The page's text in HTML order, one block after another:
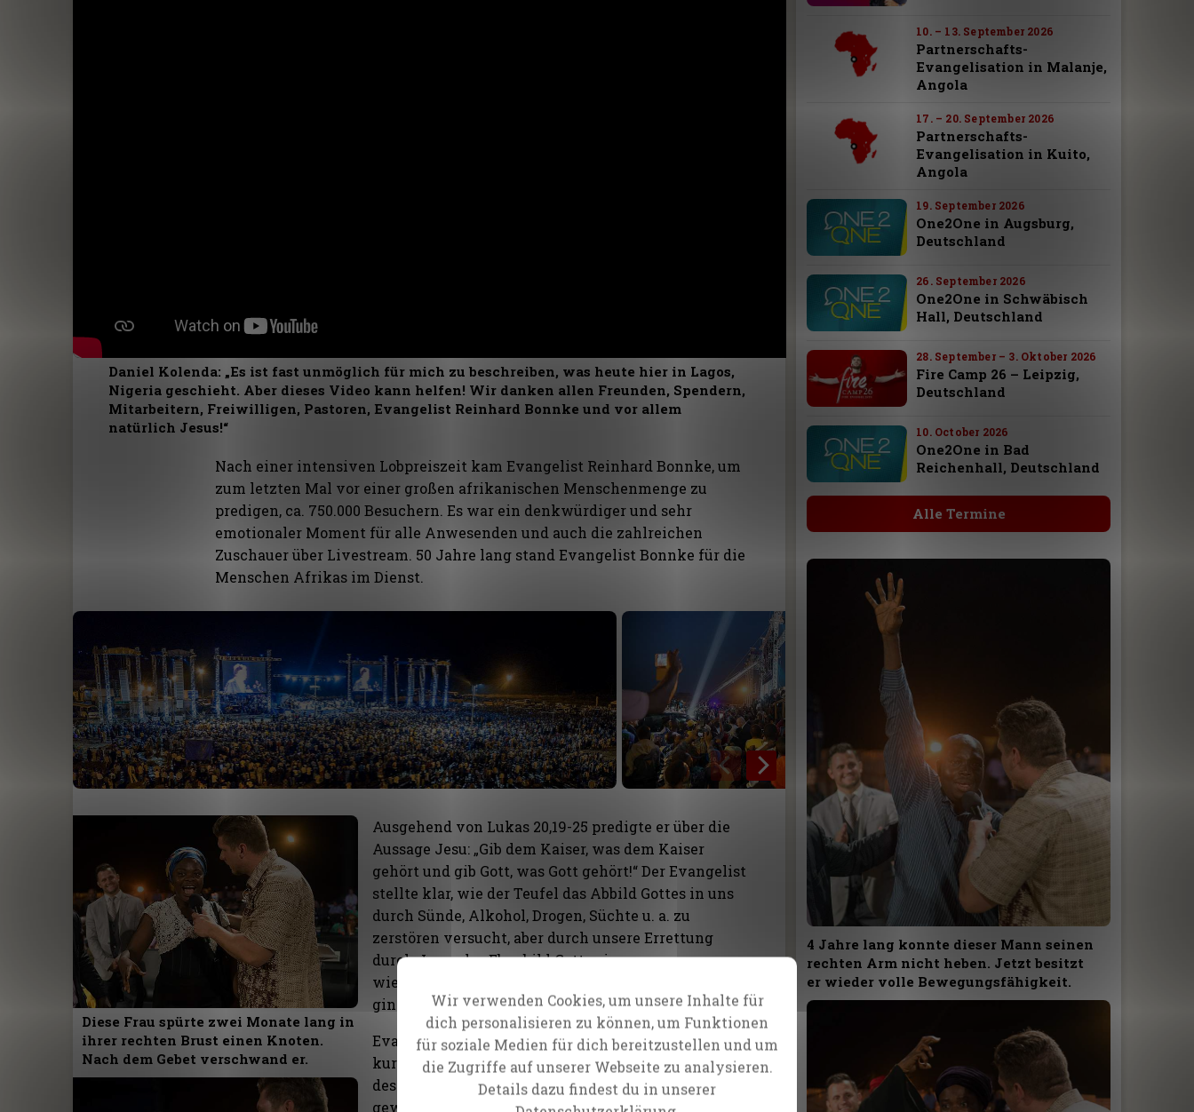
Daniel Kolenda: „Es ist fast unmöglich für mich zu beschreiben, was heute hier in Lagos,
Nigeria geschieht. Aber dieses Video kann helfen! Wir danken allen Freunden, Spendern,
Mitarbeitern, Freiwilligen, Pastoren, Evangelist Reinhard Bonnke und vor allem
natürlich Jesus!“
Nach einer intensiven Lobpreiszeit kam Evangelist Reinhard Bonnke, um
zum letzten Mal vor einer großen afrikanischen Menschenmenge zu
predigen, ca. 750.000 Besuchern. Es war ein denkwürdiger und sehr
emotionaler Moment für alle Anwesenden und auch die zahlreichen
Zuschauer über Livestream. 50 Jahre lang stand Evangelist Bonnke für die
Menschen Afrikas im Dienst.
Diese Frau spürte zwei Monate lang in
ihrer rechten Brust einen Knoten.
Nach dem Gebet verschwand er.
Ausgehend von Lukas 20,19-25 predigte er über die
Aussage Jesu: „Gib dem Kaiser, was dem Kaiser
gehört und gib Gott, was Gott gehört!“ Der Evangelist
stellte klar, wie der Teufel das Abbild Gottes in uns
durch Sünde, Alkohol, Drogen, Süchte u. a. zu
zerstören versucht, aber durch unsere Errettung
durch Jesus das Ebenbild Gottes in uns
wiederhergestellt wird. Beim Bekehrungsaufruf
gingen wieder viele Tausende Hände in die Luft.
Evangelist Daniel Kolenda predigte anschließend
kurz über Apostelgeschichte 3,1-7, die Enttäuschung
des gelähmten Mannes, der so lange schon krank
gewesen war. Er ermutigte alle, die ebenso schon
10. – 13. September 2026
Partnerschafts-
Evangelisation in Malanje,
Angola
17. – 20. September 2026
Partnerschafts-
Evangelisation in Kuito,
Angola
19. September 2026
One2One in Augsburg,
Deutschland
26. September 2026
One2One in Schwäbisch
Hall, Deutschland
28. September – 3. Oktober 2026
Fire Camp 26 – Leipzig,
Deutschland
10. October 2026
One2One in Bad
Reichenhall, Deutschland
Alle Termine
4 Jahre lang konnte dieser Mann seinen
rechten Arm nicht heben. Jetzt besitzt
er wieder volle Bewegungsfähigkeit.
Wir verwenden Cookies, um unsere Inhalte für
dich personalisieren zu können, um Funktionen
für soziale Medien für dich bereitzustellen und um
die Zugriffe auf unserer Webseite zu analysieren.
Details dazu findest du in unserer